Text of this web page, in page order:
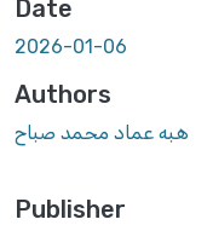
Date
2026-01-06
Authors
هبه عماد محمد صباح
Publisher